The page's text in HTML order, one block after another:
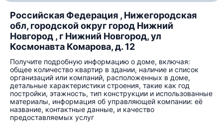
Российская Федерация , Нижегородская
обл, городской округ город Нижний
Новгород , г Нижний Новгород, ул
Космонавта Комарова, д. 12
Получите подробную информацию о доме, включая:
общее количество квартир в здании, наличие и список
организаций или компаний, расположенных в доме,
детальные характеристики строения, такие как год
постройки, этажность, тип конструкции и использованные
материалы, информация об управляющей компании: её
название, контактные данные, и качество
предоставляемых услуг